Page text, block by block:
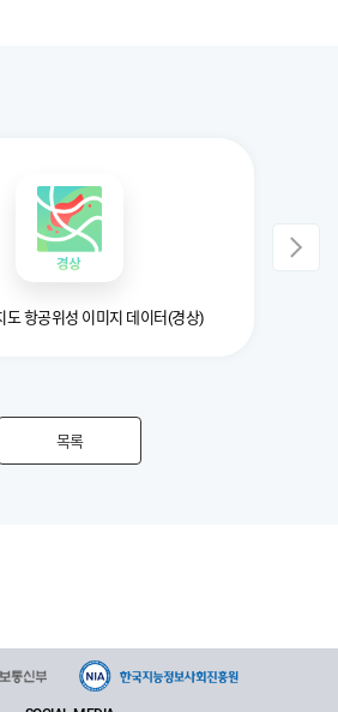
도 항공위성 이미지 데이터(경상)
목록